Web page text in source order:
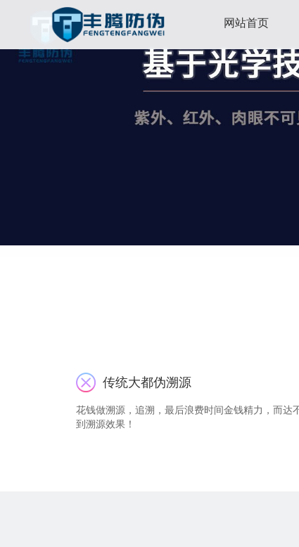
网站首页
传统大都伪溯源
花钱做溯源，追溯，最后浪费时间金钱精力，而达
到溯源效果！